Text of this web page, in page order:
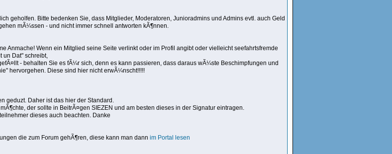
geholfen. Bitte bedenken Sie, dass Mitglieder, Moderatoren, Junioradmins und Admins evtl. auch Geld
mÃ¼ssen - und nicht immer schnell antworten kÃ¶nnen.
Anmache! Wenn ein Mitglied seine Seite verlinkt oder im Profil angibt oder vielleicht seefahrtsfremde
un Dat" schreibt,
- behalten Sie es fÃ¼r sich, denn es kann passieren, dass daraus wÃ¼ste Beschimpfungen und
hervorgehen. Diese sind hier nicht erwÃ¼nscht!!!!!
geduzt. Daher ist das hier der Standard.
der sollte in BeitrÃ¤gen SIEZEN und am besten dieses in der Signatur eintragen.
dieses auch beachten. Danke
die zum Forum gehÃ¶ren, diese kann man dann im Portal lesen